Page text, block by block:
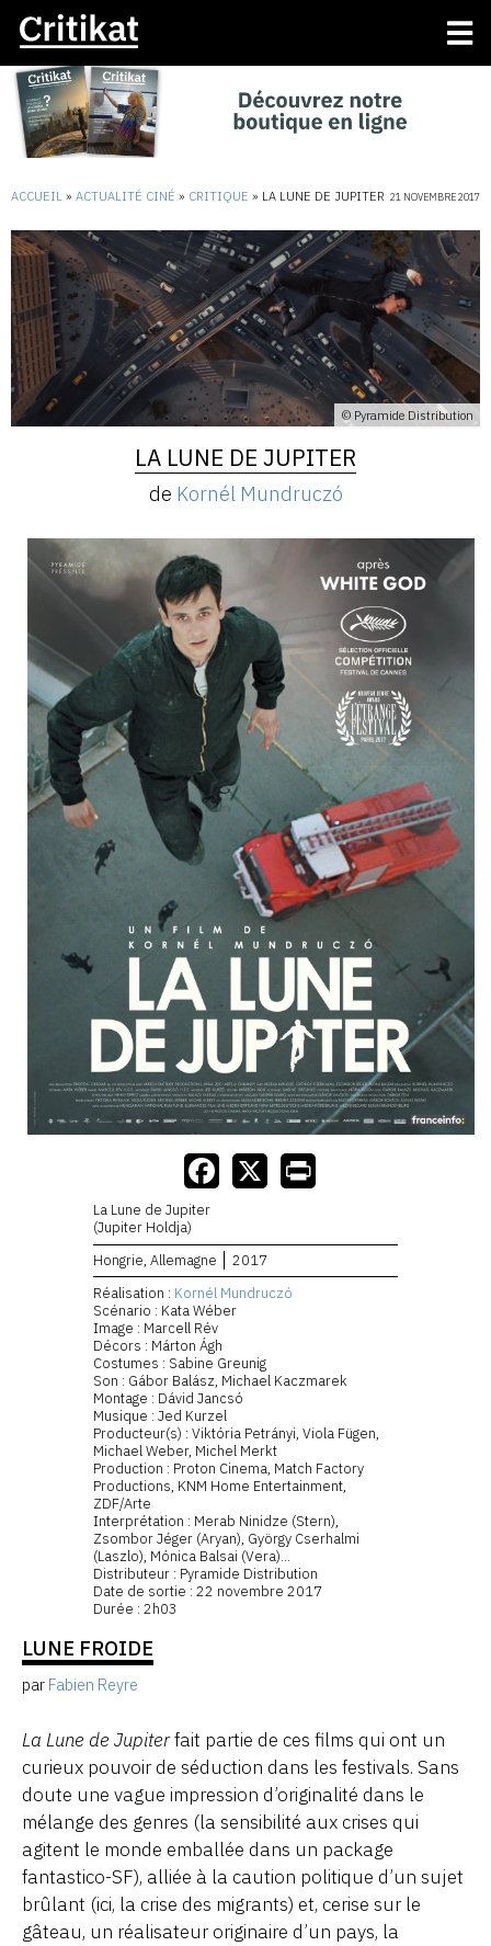
ACCUEIL » ACTUALITÉ CINÉ » CRITIQUE » LA LUNE DE JUPITER 21 NOVEMBRE 2017
© Pyramide Distribution
LA LUNE DE JUPITER
de Kornél Mundruczó
La Lune de Jupiter
(Jupiter Holdja)
Hongrie, Allemagne
2017
Réalisation : Kornél Mundruczó
Scénario : Kata Wéber
Image : Marcell Rév
Décors : Márton Ágh
Costumes : Sabine Greunig
Son : Gábor Balász, Michael Kaczmarek
Montage : Dávid Jancsó
Musique : Jed Kurzel
Producteur(s) : Viktória Petrányi, Viola Fügen,
Michael Weber, Michel Merkt
Production : Proton Cinema, Match Factory
Productions, KNM Home Entertainment,
ZDF/Arte
Interprétation : Merab Ninidze (Stern),
Zsombor Jéger (Aryan), György Cserhalmi
(Laszlo), Mónica Balsai (Vera)...
Distributeur : Pyramide Distribution
Date de sortie : 22 novembre 2017
Durée : 2h03
LUNE FROIDE
par Fabien Reyre
La Lune de Jupiterfait partie de ces films qui ont un
curieux pouvoir de séduction dans les festivals. Sans
doute une vague impression d’originalité dans le
mélange des genres (la sensibilité aux crises qui
agitent le monde emballée dans un package
fantastico-SF), alliée à la caution politique d’un sujet
brûlant (ici, la crise des migrants) et, cerise sur le
gâteau, un réalisateur originaire d’un pays, la